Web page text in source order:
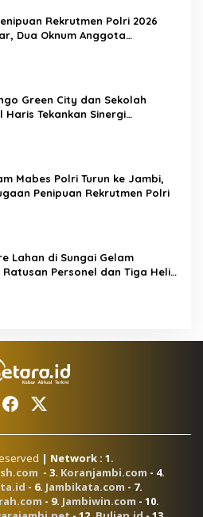
Rekrutmen Polri 2026
Dua Oknum Anggota
Green City dan Sekolah
Haris Tekankan Sinergi
Mabes Polri Turun ke Jambi,
Penipuan Rekrutmen Polri
Lahan di Sungai Gelam
Personel dan Tiga Heli
| Network : 1.
- 3. Koranjambi.com - 4.
- 6. Jambikata.com - 7.
- 9. Jambiwin.com - 10.